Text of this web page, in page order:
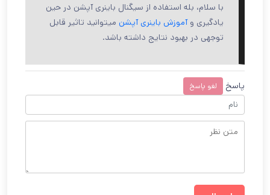
با سلام، بله استفاده از سیگنال باینری آپشن در حین
یادگیری وآموزش باینری آپشن میتوانید تاثیر قابل
توجهی در بهبود نتایج داشته باشد.
پاسخ لغو پاسخ